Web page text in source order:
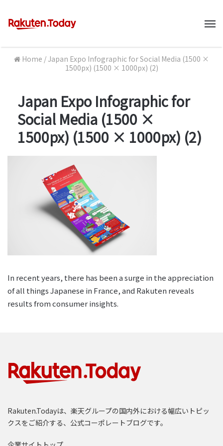
Home /Japan Expo Infographic for Social Media (1500 ×
1500px) (1500 × 1000px) (2)
Japan Expo Infographic for
Social Media (1500 ×
1500px) (1500 × 1000px) (2)
In recent years, there has been a surge in the appreciation
of all things Japanese in France, and Rakuten reveals
results from consumer insights.
Rakuten.Todayは、楽天グループの国内外における幅広いトピッ
クスをご紹介する、公式コーポレートブログです。